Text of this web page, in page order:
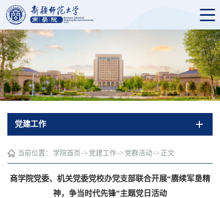
党建工作
当前位置： 学院首页 -> 党建工作-> 党群活动-> 正文
商学院党委、机关党委党校办党支部联合开展“赓续军垦精
神，争当时代先锋”主题党日活动